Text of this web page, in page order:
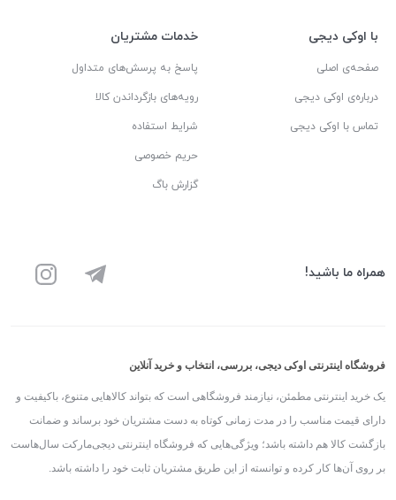
با اوکی دیجی
صفحه‌ی اصلی
درباره‌ی اوکی دیجی
تماس با اوکی دیجی
خدمات مشتریان
پاسخ به پرسش‌های متداول
رویه‌های بازگرداندن کالا
شرایط استفاده
حریم خصوصی
گزارش باگ
همراه ما باشید!
فروشگاه اینترنتی اوکی دیجی، بررسی، انتخاب و خرید آنلاین
یک خرید اینترنتی مطمئن، نیازمند فروشگاهی است که بتواند کالاهایی متنوع، باکیفیت و
دارای قیمت مناسب را در مدت زمانی کوتاه به دست مشتریان خود برساند و ضمانت
بازگشت کالا هم داشته باشد؛ ویژگی‌هایی که فروشگاه اینترنتی دیجی‌مارکت سال‌هاست
بر روی آن‌ها کار کرده و توانسته از این طریق مشتریان ثابت خود را داشته باشد.